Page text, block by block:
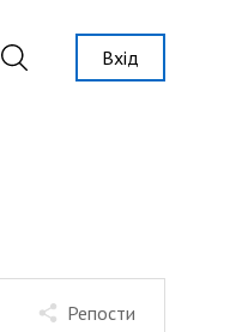
Вхід
Репости